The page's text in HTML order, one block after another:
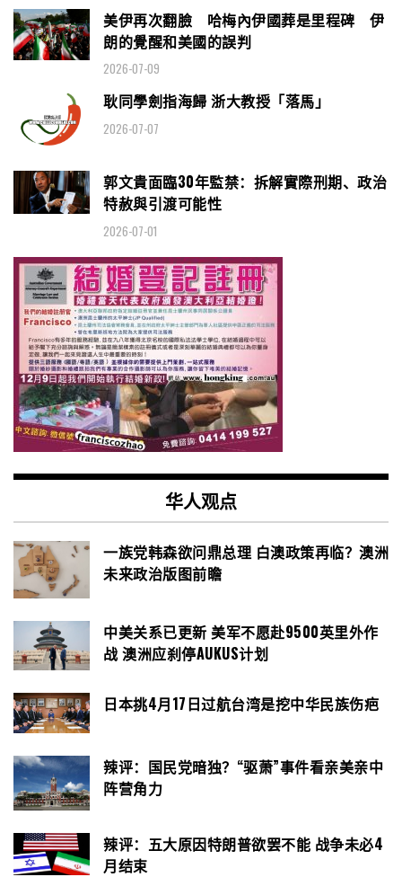
美伊再次翻臉 哈梅內伊國葬是里程碑 伊
朗的覺醒和美國的誤判
2026-07-09
耿同學劍指海歸 浙大教授「落馬」
2026-07-07
郭文貴面臨30年監禁：拆解實際刑期、政治
特赦與引渡可能性
2026-07-01
华人观点
一族党韩森欲问鼎总理 白澳政策再临？澳洲
未来政治版图前瞻
中美关系已更新 美军不愿赴9500英里外作
战 澳洲应刹停AUKUS计划
日本挑4月17日过航台湾是挖中华民族伤疤
辣评：国民党暗独？“驱萧”事件看亲美亲中
阵营角力
辣评：五大原因特朗普欲罢不能 战争未必4
月结束